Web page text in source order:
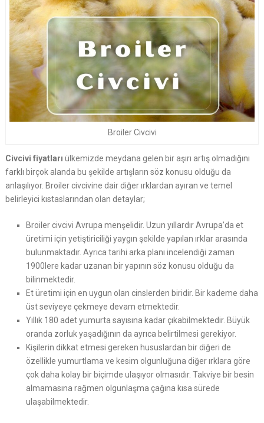
Broiler Civcivi
Civcivi fiyatları ülkemizde meydana gelen bir aşırı artış olmadığını
farklı birçok alanda bu şekilde artışların söz konusu olduğu da
anlaşılıyor. Broiler civcivine dair diğer ırklardan ayıran ve temel
belirleyici kıstaslarından olan detaylar;
Broiler civcivi Avrupa menşelidir. Uzun yıllardır Avrupa’da et
üretimi için yetiştiriciliği yaygın şekilde yapılan ırklar arasında
bulunmaktadır. Ayrıca tarihi arka planı incelendiği zaman
1900lere kadar uzanan bir yapının söz konusu olduğu da
bilinmektedir.
Et üretimi için en uygun olan cinslerden biridir. Bir kademe daha
üst seviyeye çekmeye devam etmektedir.
Yıllık 180 adet yumurta sayısına kadar çıkabilmektedir. Büyük
oranda zorluk yaşadığının da ayrıca belirtilmesi gerekiyor.
Kişilerin dikkat etmesi gereken hususlardan bir diğeri de
özellikle yumurtlama ve kesim olgunluğuna diğer ırklara göre
çok daha kolay bir biçimde ulaşıyor olmasıdır. Takviye bir besin
almamasına rağmen olgunlaşma çağına kısa sürede
ulaşabilmektedir.